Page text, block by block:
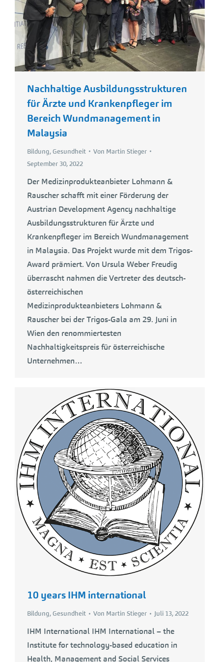
Nachhaltige Ausbildungsstrukturen
für Ärzte und Krankenpfleger im
Bereich Wundmanagement in
Malaysia
Bildung,Gesundheit Von Martin Stieger
September 30, 2022
Der Medizinprodukteanbieter Lohmann &
Rauscher schafft mit einer Förderung der
Austrian Development Agency nachhaltige
Ausbildungsstrukturen für Ärzte und
Krankenpfleger im Bereich Wundmanagement
in Malaysia. Das Projekt wurde mit dem Trigos-
Award prämiert. Von Ursula Weber Freudig
überrascht nahmen die Vertreter des deutsch-
österreichischen
Medizinprodukteanbieters Lohmann &
Rauscher bei der Trigos-Gala am 29. Juni in
Wien den renommiertesten
Nachhaltigkeitspreis für österreichische
Unternehmen…
10 years IHM international
Bildung,Gesundheit Von Martin Stieger Juli 13, 2022
IHM International IHM International – the
Institute for technology-based education in
Health, Management and Social Services